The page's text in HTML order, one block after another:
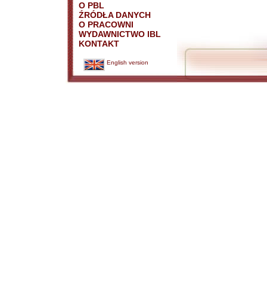
O PBL
ŹRÓDŁA DANYCH
O PRACOWNI
WYDAWNICTWO IBL
KONTAKT
English version